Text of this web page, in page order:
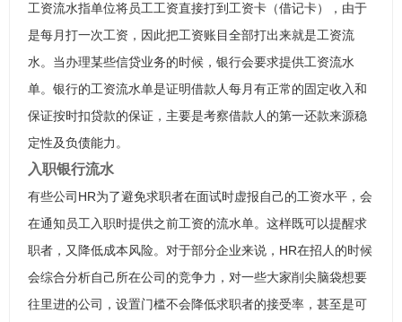
工资流水指单位将员工工资直接打到工资卡（借记卡），由于
是每月打一次工资，因此把工资账目全部打出来就是工资流
水。当办理某些信贷业务的时候，银行会要求提供工资流水
单。银行的工资流水单是证明借款人每月有正常的固定收入和
保证按时扣贷款的保证，主要是考察借款人的第一还款来源稳
定性及负债能力。
入职银行流水
有些公司HR为了避免求职者在面试时虚报自己的工资水平，会
在通知员工入职时提供之前工资的流水单。这样既可以提醒求
职者，又降低成本风险。对于部分企业来说，HR在招人的时候
会综合分析自己所在公司的竞争力，对一些大家削尖脑袋想要
往里进的公司，设置门槛不会降低求职者的接受率，甚至是可